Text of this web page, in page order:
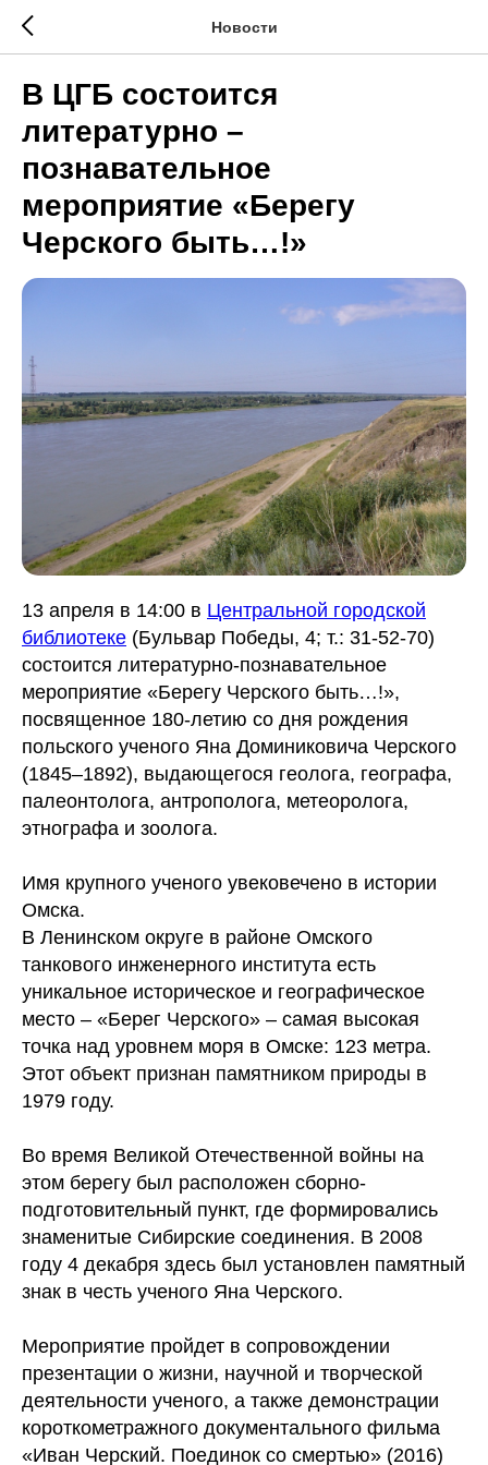
Новости
В ЦГБ состоится
литературно –
познавательное
мероприятие «Берегу
Черского быть…!»
13 апреля в 14:00 в Центральной городской
библиотеке (Бульвар Победы, 4; т.: 31-52-70)
состоится литературно-познавательное
мероприятие «Берегу Черского быть…!»,
посвященное 180-летию со дня рождения
польского ученого Яна Доминиковича Черского
(1845–1892), выдающегося геолога, географа,
палеонтолога, антрополога, метеоролога,
этнографа и зоолога.
Имя крупного ученого увековечено в истории
Омска.
В Ленинском округе в районе Омского
танкового инженерного института есть
уникальное историческое и географическое
место – «Берег Черского» – самая высокая
точка над уровнем моря в Омске: 123 метра.
Этот объект признан памятником природы в
1979 году.
Во время Великой Отечественной войны на
этом берегу был расположен сборно-
подготовительный пункт, где формировались
знаменитые Сибирские соединения. В 2008
году 4 декабря здесь был установлен памятный
знак в честь ученого Яна Черского.
Мероприятие пройдет в сопровождении
презентации о жизни, научной и творческой
деятельности ученого, а также демонстрации
короткометражного документального фильма
«Иван Черский. Поединок со смертью» (2016)